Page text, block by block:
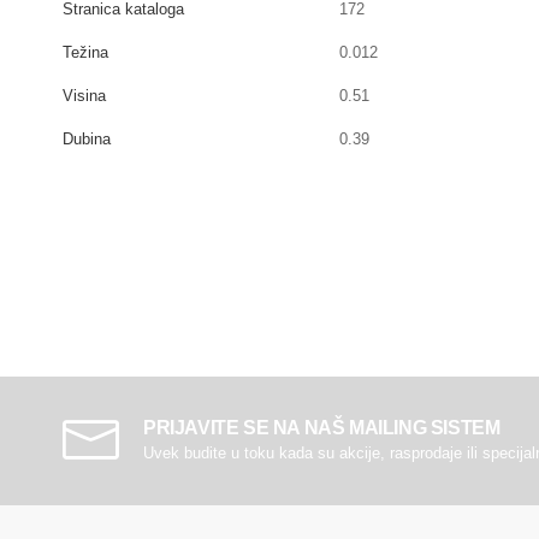
Stranica kataloga 172
Težina 0.012
Visina 0.51
Dubina 0.39
PRIJAVITE SE NA NAŠ MAILING SISTEM
Uvek budite u toku kada su akcije, rasprodaje ili